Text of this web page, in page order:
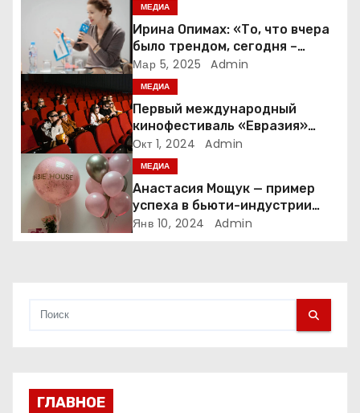
п
о
з
а
п
и
МЕДИА
Ирина Опимах: «То, что вчера
было трендом, сегодня –
норма»
Мар 5, 2025 Admin
МЕДИА
Первый международный
кинофестиваль «Евразия»
пройдет в Москве с 17 по 21
октября
Окт 1, 2024 Admin
МЕДИА
Анастасия Мощук — пример
успеха в бьюти-индустрии
Беларуси
Янв 10, 2024 Admin
ГЛАВНОЕ